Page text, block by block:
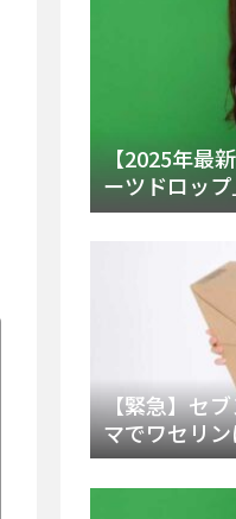
【2025年最
ーツドロッ
ンでの販売
【緊急】セ
マでワセリ
すすめ品と